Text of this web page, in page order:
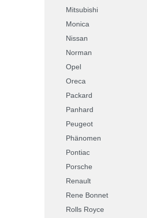
Mitsubishi
Monica
Nissan
Norman
Opel
Oreca
Packard
Panhard
Peugeot
Phänomen
Pontiac
Porsche
Renault
Rene Bonnet
Rolls Royce